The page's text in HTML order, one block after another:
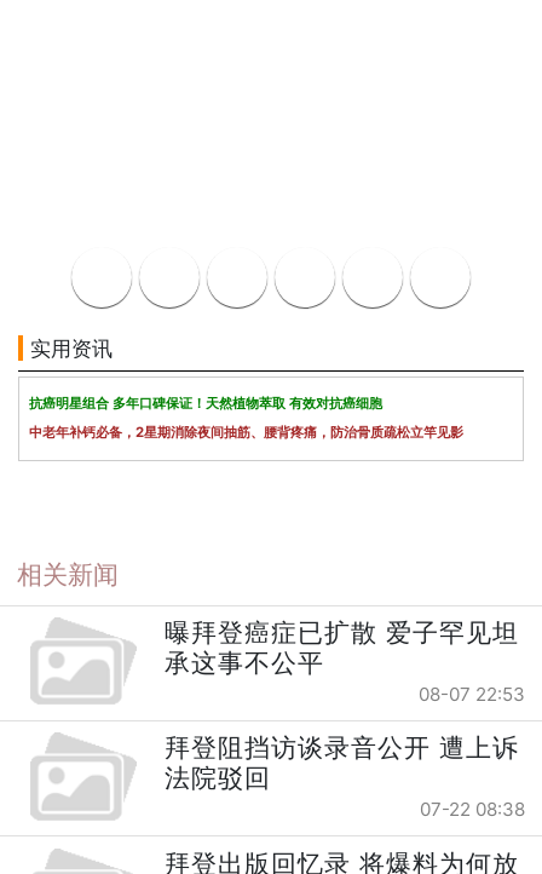
实用资讯
抗癌明星组合 多年口碑保证！天然植物萃取 有效对抗癌细胞
中老年补钙必备，2星期消除夜间抽筋、腰背疼痛，防治骨质疏松立竿见影
相关新闻
曝拜登癌症已扩散 爱子罕见坦
承这事不公平
08-07 22:53
拜登阻挡访谈录音公开 遭上诉
法院驳回
07-22 08:38
拜登出版回忆录 将爆料为何放